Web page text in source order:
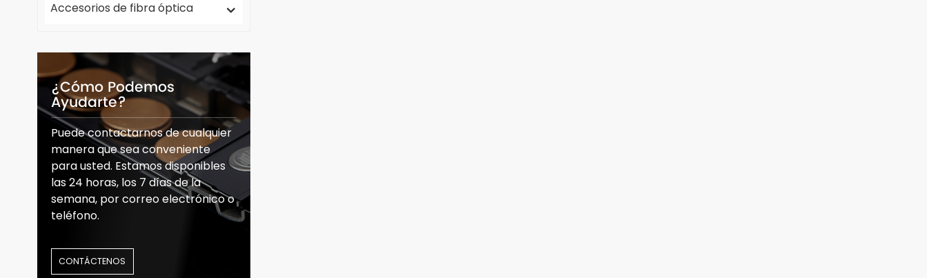
Accesorios de fibra óptica
¿Cómo Podemos
Ayudarte?
Puede contactarnos de cualquier
manera que sea conveniente
para usted. Estamos disponibles
las 24 horas, los 7 días de la
semana, por correo electrónico o
teléfono.
CONTÁCTENOS